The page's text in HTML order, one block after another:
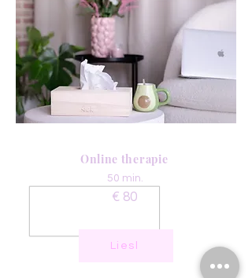
Liesl
Online therapie
50 min.
€ 80